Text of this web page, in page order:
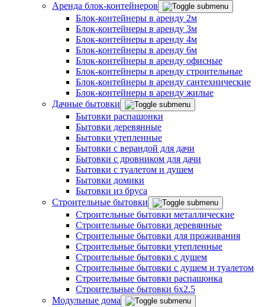
Аренда блок-контейнеров
Блок-контейнеры в аренду 2м
Блок-контейнеры в аренду 3м
Блок-контейнеры в аренду 4м
Блок-контейнеры в аренду 6м
Блок-контейнеры в аренду офисные
Блок-контейнеры в аренду строительные
Блок-контейнеры в аренду сантехнические
Блок-контейнеры в аренду жилые
Дачные бытовки
Бытовки распашонки
Бытовки деревянные
Бытовки утепленные
Бытовки с верандой для дачи
Бытовки с дровником для дачи
Бытовки с туалетом и душем
Бытовки домики
Бытовки из бруса
Строительные бытовки
Строительные бытовки металлические
Строительные бытовки деревянные
Строительные бытовки для проживания
Строительные бытовки утепленные
Строительные бытовки с душем
Строительные бытовки с душем и туалетом
Строительные бытовки распашонка
Строительные бытовки 6x2.5
Модульные дома